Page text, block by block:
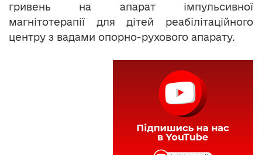
гривень на апарат імпульсивної
магнітотерапії для дітей реабілітаційного
центру з вадами опорно-рухового апарату.